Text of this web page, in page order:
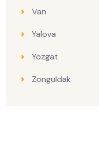
Van
Yalova
Yozgat
Zonguldak